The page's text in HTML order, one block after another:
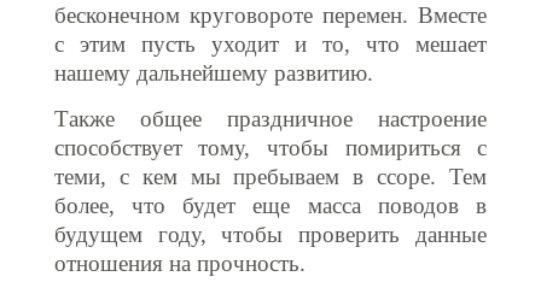
бесконечном круговороте перемен. Вместе
с этим пусть уходит и то, что мешает
нашему дальнейшему развитию.
Также общее праздничное настроение
способствует тому, чтобы помириться с
теми, с кем мы пребываем в ссоре. Тем
более, что будет еще масса поводов в
будущем году, чтобы проверить данные
отношения на прочность.